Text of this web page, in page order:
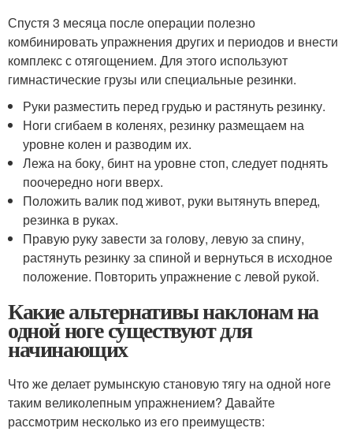
Спустя 3 месяца после операции полезно
комбинировать упражнения других и периодов и внести
комплекс с отягощением. Для этого используют
гимнастические грузы или специальные резинки.
Руки разместить перед грудью и растянуть резинку.
Ноги сгибаем в коленях, резинку размещаем на
уровне колен и разводим их.
Лежа на боку, бинт на уровне стоп, следует поднять
поочередно ноги вверх.
Положить валик под живот, руки вытянуть вперед,
резинка в руках.
Правую руку завести за голову, левую за спину,
растянуть резинку за спиной и вернуться в исходное
положение. Повторить упражнение с левой рукой.
Какие альтернативы наклонам на
одной ноге существуют для
начинающих
Что же делает румынскую становую тягу на одной ноге
таким великолепным упражнением? Давайте
рассмотрим несколько из его преимуществ: